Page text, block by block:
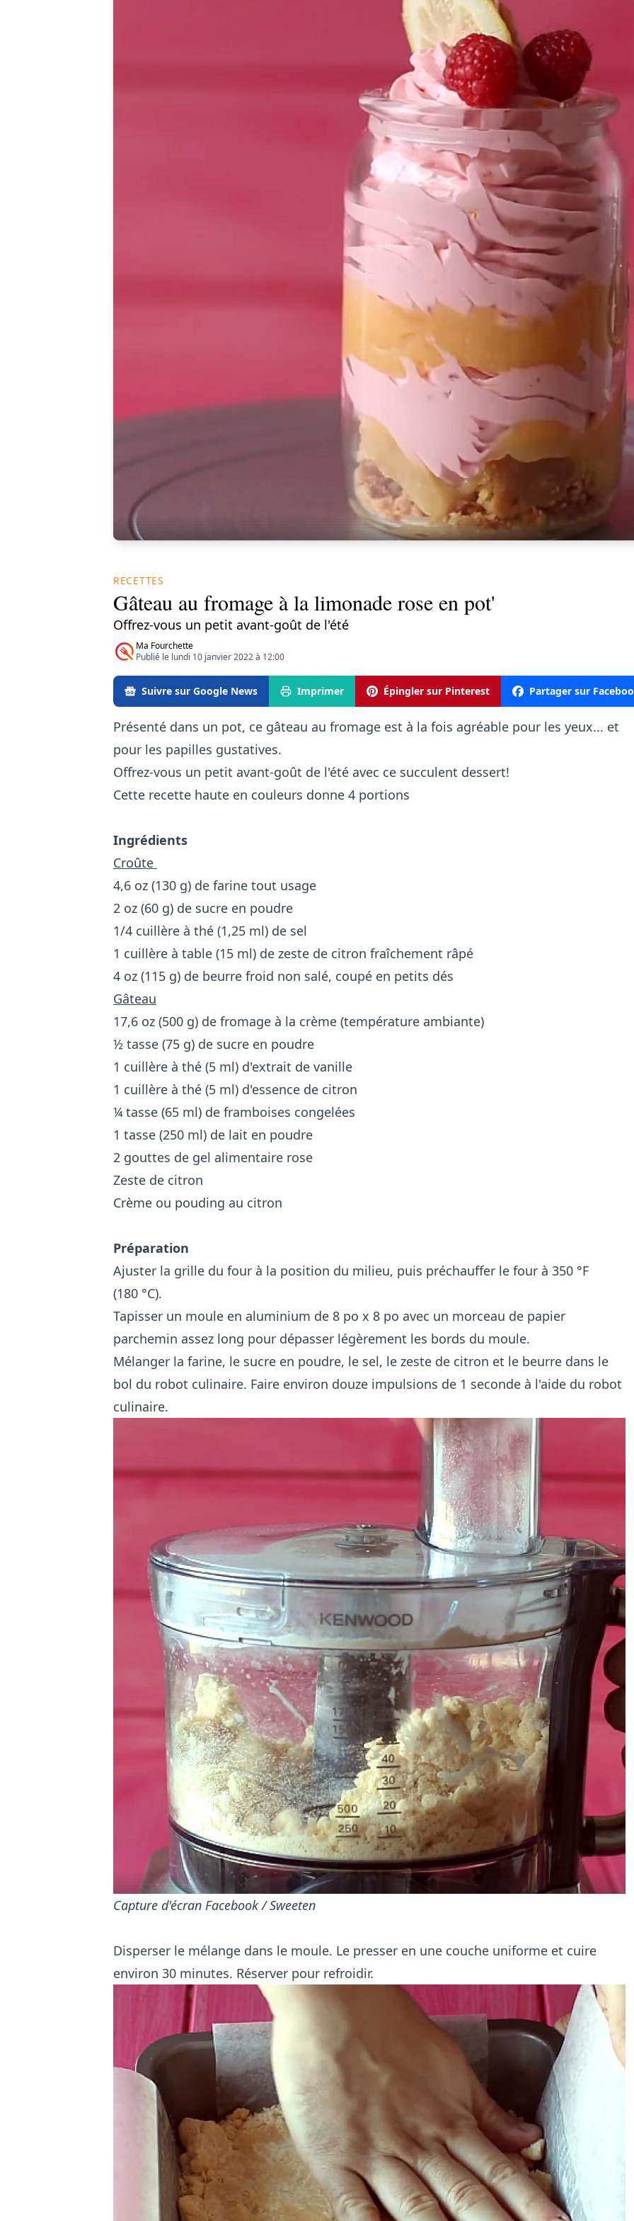
RECETTES
Gâteau au fromage à la limonade rose en pot'
Offrez-vous un petit avant-goût de l'été
Ma Fourchette
Publié le lundi 10 janvier 2022 à 12:00
Suivre sur Google News Imprimer Épingler sur Pinterest Partager sur
Présenté dans un pot, ce gâteau au fromage est à la fois agréable pour les yeux... et
pour les papilles gustatives.
Offrez-vous un petit avant-goût de l'été avec ce succulent dessert!
Cette recette haute en couleurs donne 4 portions
Ingrédients
Croûte
4,6 oz (130 g) de farine tout usage
2 oz (60 g) de sucre en poudre
1/4 cuillère à thé (1,25 ml) de sel
1 cuillère à table (15 ml) de zeste de citron fraîchement râpé
4 oz (115 g) de beurre froid non salé, coupé en petits dés
Gâteau
17,6 oz (500 g) de fromage à la crème (température ambiante)
½ tasse (75 g) de sucre en poudre
1 cuillère à thé (5 ml) d'extrait de vanille
1 cuillère à thé (5 ml) d'essence de citron
¼ tasse (65 ml) de framboises congelées
1 tasse (250 ml) de lait en poudre
2 gouttes de gel alimentaire rose
Zeste de citron
Crème ou pouding au citron
Préparation
Ajuster la grille du four à la position du milieu, puis préchauffer le four à 350 °F
(180 °C).
Tapisser un moule en aluminium de 8 po x 8 po avec un morceau de papier
parchemin assez long pour dépasser légèrement les bords du moule.
Mélanger la farine, le sucre en poudre, le sel, le zeste de citron et le beurre dans le
bol du robot culinaire. Faire environ douze impulsions de 1 seconde à l'aide du robot
culinaire.
Capture d'écran Facebook / Sweeten
Disperser le mélange dans le moule. Le presser en une couche uniforme et cuire
environ 30 minutes. Réserver pour refroidir.